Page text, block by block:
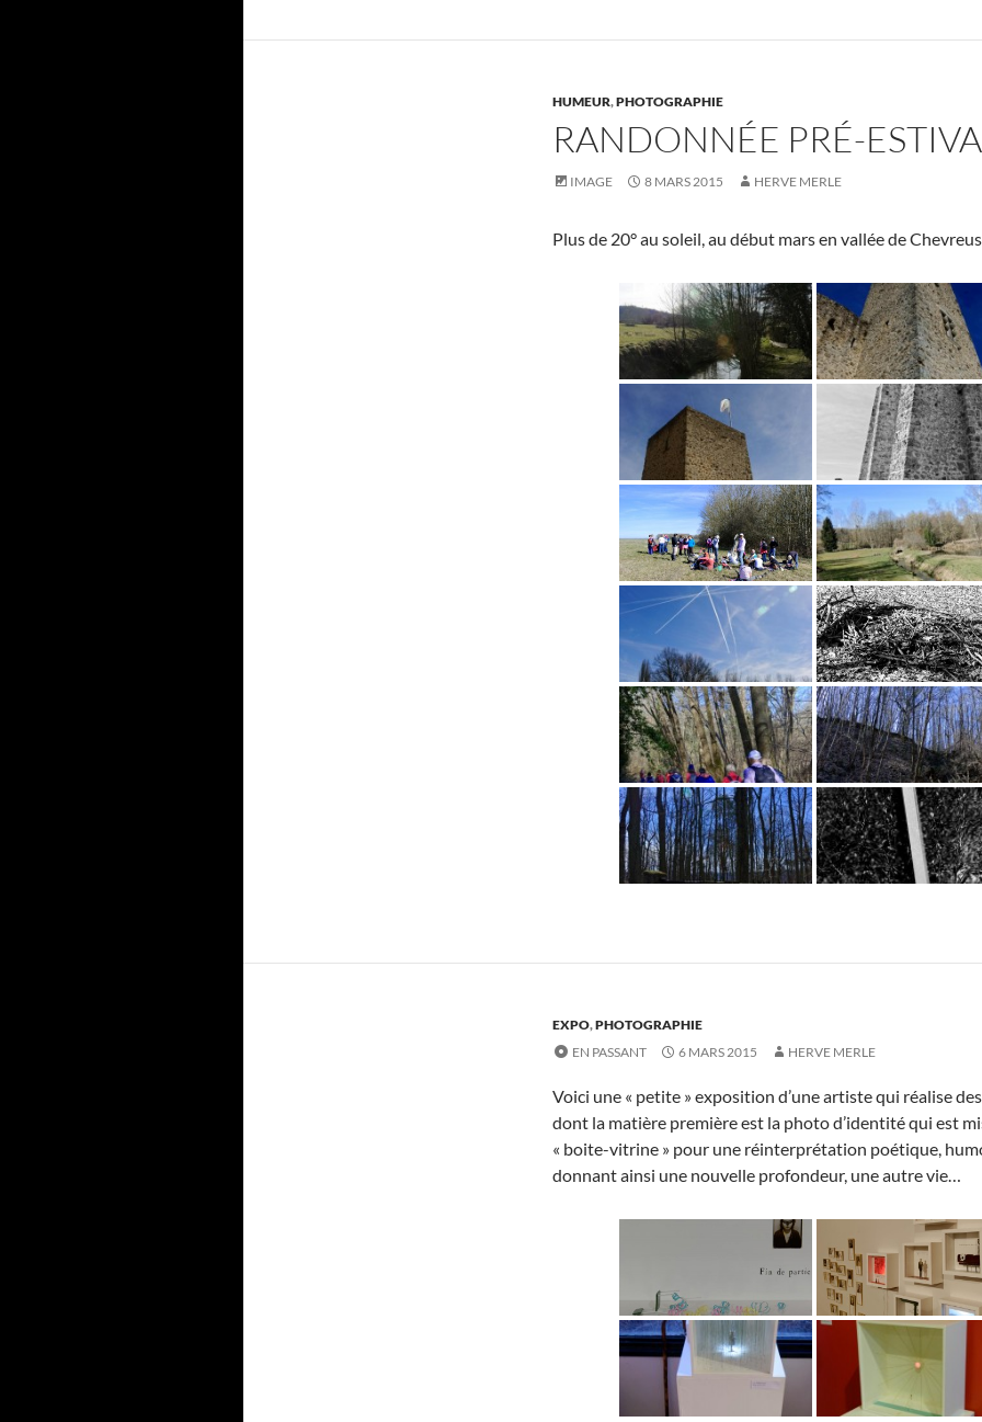
HUMEUR,PHOTOGRAPHIE
RANDONNÉE PRÉ-
IMAGE 8 MARS 2015 HERVE MERLE
Plus de 20° au soleil, au début mars en vallée de
EXPO,PHOTOGRAPHIE
EN PASSANT
6 MARS 2015 HERVE MERLE
Voici une « petite » exposition d’une artiste qui réalise
dont la matière première est la photo d’identité qui est
« boite-vitrine » pour une réinterprétation poétique,
donnant ainsi une nouvelle profondeur, une autre vie…